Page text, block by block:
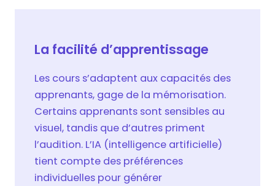
La facilité d’apprentissage
Les cours s’adaptent aux capacités des
apprenants, gage de la mémorisation.
Certains apprenants sont sensibles au
visuel, tandis que d’autres priment
l’audition. L’IA (intelligence artificielle)
tient compte des préférences
individuelles pour générer